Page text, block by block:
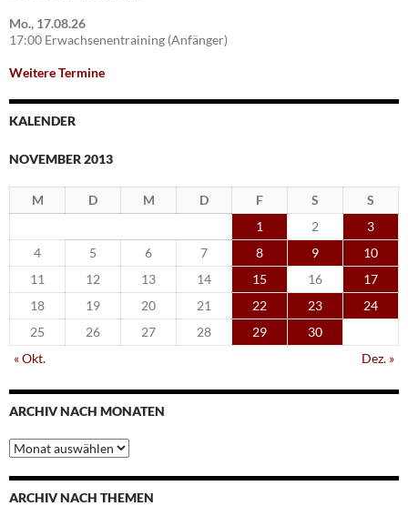
Mo., 17.08.26
17:00 Erwachsenentraining (Anfänger)
Weitere Termine
KALENDER
NOVEMBER 2013
M D M D F S
S
1
2
3
4
5 6 7 8 9
10
11
12 13 14 15 16
17
18
19 20 21 22 23
24
25
26 27 28 29
30
« Okt.
Dez. »
ARCHIV NACH MONATEN
Archiv
nach
Monaten
ARCHIV NACH THEMEN